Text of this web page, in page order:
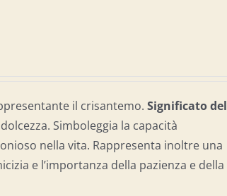
il crisantemo.Significato del
Simboleggia la capacità
nella vita. Rappresenta inoltre una
e l’importanza della pazienza e della